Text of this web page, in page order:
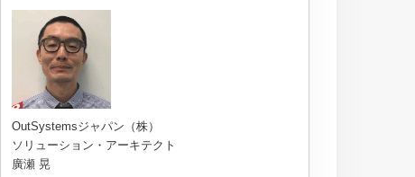
OutSystemsジャパン（株）
ソリューション・アーキテクト
廣瀬 晃